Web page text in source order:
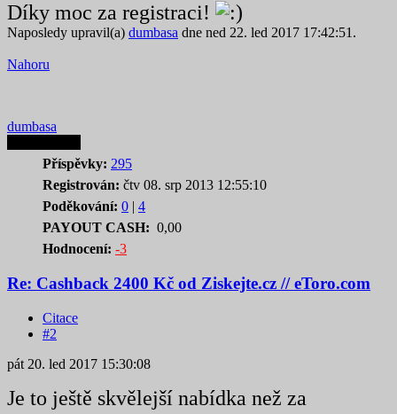
Díky moc za registraci!
Naposledy upravil(a) dumbasa dne ned 22. led 2017 17:42:51.
Nahoru
dumbasa
Příspěvky: 295
Registrován: čtv 08. srp 2013 12:55:10
Poděkování: 0 | 4
PAYOUT CASH: 0,00
Hodnocení: -3
Re: Cashback 2400 Kč od Ziskejte.cz // eToro.com
Citace
#2
pát 20. led 2017 15:30:08
Je to ještě skvělejší nabídka než za